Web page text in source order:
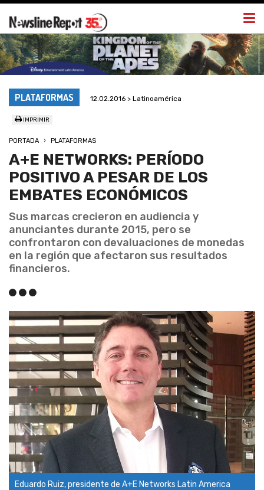
PLATAFORMAS 12.02.2016 > Latinoamérica
IMPRIMIR
PORTADA PLATAFORMAS
A+E NETWORKS: PERÍODO
POSITIVO A PESAR DE LOS
EMBATES ECONÓMICOS
Sus marcas crecieron en audiencia y
anunciantes durante 2015, pero se
confrontaron con devaluaciones de monedas
en la región que afectaron sus resultados
financieros.
Eduardo Ruiz, presidente de A+E Networks Latin America